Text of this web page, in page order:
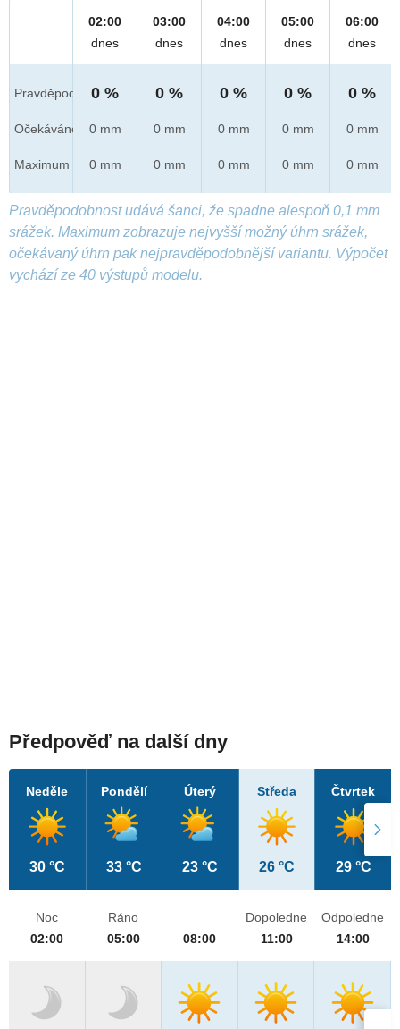
Pravděpod.
Očekáváno
Maximum
02:00
dnes
0 %
0 mm
0 mm
03:00
dnes
0 %
0 mm
0 mm
04:00
dnes
0 %
0 mm
0 mm
05:00
dnes
0 %
0 mm
0 mm
06:00
dnes
0 %
0 mm
0 mm
Pravděpodobnost udává šanci, že spadne alespoň 0,1 mm
srážek. Maximum zobrazuje nejvyšší možný úhrn srážek,
očekávaný úhrn pak nejpravděpodobnější variantu. Výpočet
vychází ze 40 výstupů modelu.
Předpověď na další dny
Neděle
30 °C
Pondělí
33 °C
Úterý
23 °C
Středa
26 °C
Čtvrtek
29 °C
Noc
02:00
Ráno
05:00
08:00
Dopoledne
11:00
Odpoledne
14:00